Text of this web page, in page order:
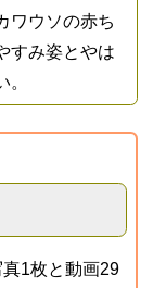
ワウソの赤ち
すみ姿とやは
1枚と動画29